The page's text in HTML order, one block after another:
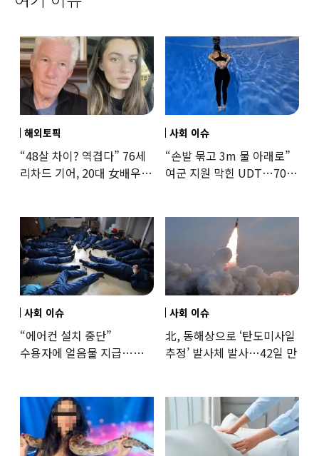
해외토픽
“48살 차이? 역겹다” 76세
리차드 기어, 20대 女배우와
사회 이슈
“손발 묶고 3m 물 아래로”
여군 지원 막힌 UDT…707
사회 이슈
“에어컨 설치 중단”
수용자에 얼음물 지급…
사회 이슈
北, 동해상으로 ‘탄도미사일
추정’ 발사체 발사…42일 만